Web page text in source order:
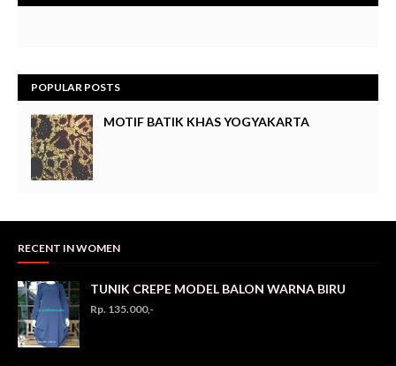
POPULAR POSTS
MOTIF BATIK KHAS YOGYAKARTA
RECENT IN WOMEN
TUNIK CREPE MODEL BALON WARNA BIRU
Rp. 135.000,-